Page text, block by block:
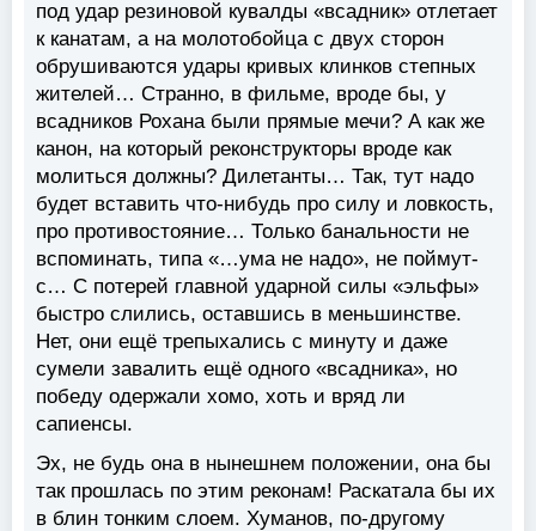
под удар резиновой кувалды «всадник» отлетает
к канатам, а на молотобойца с двух сторон
обрушиваются удары кривых клинков степных
жителей… Странно, в фильме, вроде бы, у
всадников Рохана были прямые мечи? А как же
канон, на который реконструкторы вроде как
молиться должны? Дилетанты… Так, тут надо
будет вставить что-нибудь про силу и ловкость,
про противостояние… Только банальности не
вспоминать, типа «…ума не надо», не поймут-
с… С потерей главной ударной силы «эльфы»
быстро слились, оставшись в меньшинстве.
Нет, они ещё трепыхались с минуту и даже
сумели завалить ещё одного «всадника», но
победу одержали хомо, хоть и вряд ли
сапиенсы.
Эх, не будь она в нынешнем положении, она бы
так прошлась по этим реконам! Раскатала бы их
в блин тонким слоем. Хуманов, по-другому